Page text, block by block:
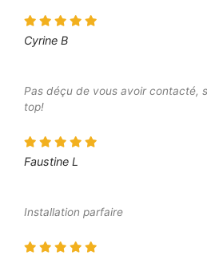
Cyrine B
Pas déçu de vous avoir contacté,
top!
Faustine L
Installation parfaire